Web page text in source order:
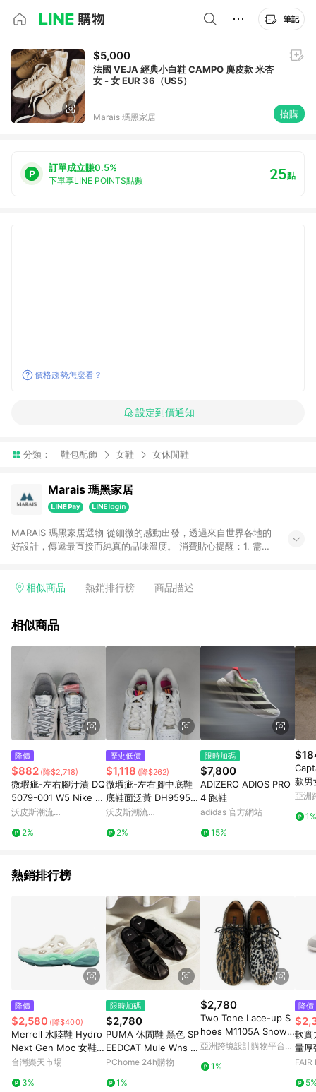
筆記
$5,000
法國 VEJA 經典小白鞋 CAMPO 麂皮款 米杏
女 - 女 EUR 36（US5）
Marais 瑪黑家居 搶購
訂單成立賺0.5%
下單享LINE POINTS點數 25點
價格趨勢怎麼看？
設定到價通知
分類： 鞋包配飾 女鞋 女休閒鞋
Marais 瑪黑家居
MARAIS 瑪黑家居選物 從細微的感動出發，透過來自世界各地的
好設計，傳遞最直接而純真的品味溫度。 消費貼心提醒：1. 需透
APP下單，將不符合贈點資格。 3. 點數將於出貨後60天前後發
相似商品 熱銷排行榜 商品描述
相似商品
降價
$882 (降$2,718)
微瑕疵-左右腳汙漬 DQ
5079-001 W5 Nike Ai
r Force 1 '07 LX 銀灰
沃皮斯潮流
2%
歷史低價
$1,118 (降$262)
微瑕疵-左右腳中底鞋
底鞋面泛黃 DH9595-0
01/6Y Nike Air Force
he Pull Tabs Swoosh
沃皮斯潮流
2%
限時加碼
$7,800
ADIZERO ADIOS PRO
4 跑鞋
adidas 官方網站
15%
款男
亞洲
1%
熱銷排行榜
降價
$2,580 (降$400)
Merrell 水陸鞋 Hydro
Next Gen Moc 女鞋
青綠 漸層 戶外鞋 溯溪
台灣樂天市場
3%
限時加碼
$2,780
PUMA 休閒鞋 黑色 SP
EEDCAT Mule Wns 穆
勒 懶人 女 40961801
PChome 24h購物
1%
$2,780
Two Tone Lace-up S
hoes M1105A Snow L
eopard
亞洲跨境設計購物平台
1%
降價
軟實
量厚